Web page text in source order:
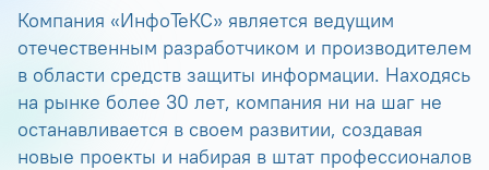
Компания «ИнфоТеКС» является ведущим
отечественным разработчиком и производителем
в области средств защиты информации. Находясь
на рынке более 30 лет, компания ни на шаг не
останавливается в своем развитии, создавая
новые проекты и набирая в штат профессионалов